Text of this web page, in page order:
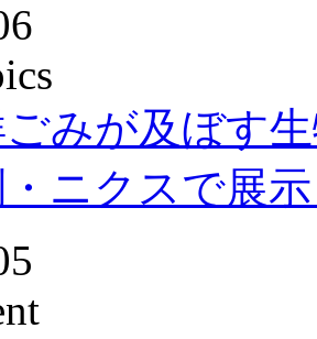
ごみが及ぼす
ニクスで展